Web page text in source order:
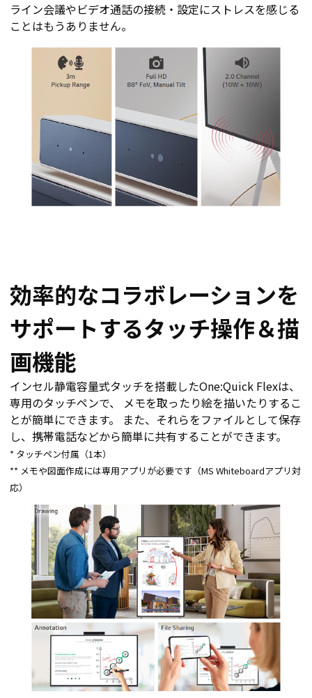
ライン会議やビデオ通話の接続・設定にストレスを感じる
ことはもうありません。
効率的なコラボレーションを
サポートするタッチ操作＆描
画機能
インセル静電容量式タッチを搭載したOne:Quick Flexは、
専用のタッチペンで、 メモを取ったり絵を描いたりするこ
とが簡単にできます。 また、それらをファイルとして保存
し、携帯電話などから簡単に共有することができます。
* タッチペン付属（1本）
** メモや図面作成には専用アプリが必要です（MS Whiteboardアプリ対
応）